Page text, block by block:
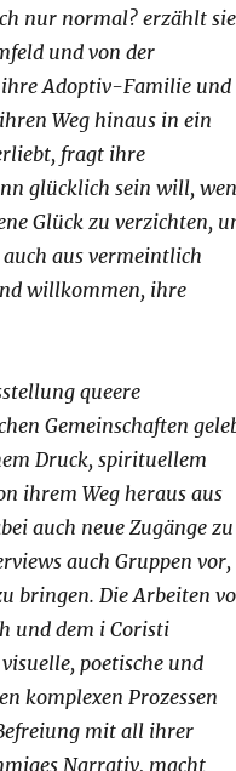
nur normal? erzählt sie
und von der
ihre Adoptiv-Familie und
Weg hinaus in ein
fragt ihre
glücklich sein will,
Glück zu verzichten,
aus vermeintlich
willkommen, ihre
queere
Gemeinschaften
Druck, spirituellem
ihrem Weg heraus aus
auch neue Zugänge zu
auch Gruppen vor,
bringen. Die Arbeiten
und dem i Coristi
poetische und
komplexen Prozessen
mit all ihrer
Narrativ, macht